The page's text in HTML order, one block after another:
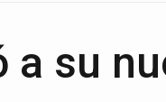
a su